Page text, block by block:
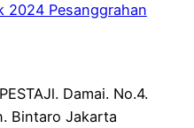
2024 Pesanggrahan
Damai. No.4.
Bintaro Jakarta